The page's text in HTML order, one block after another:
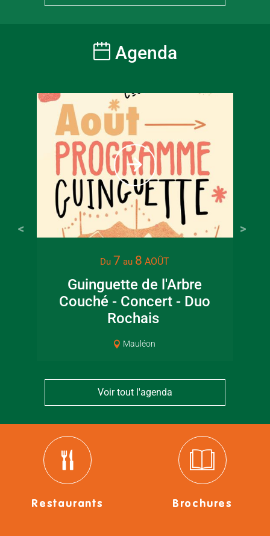
Agenda
Du 7 au 8 AOÛT
Guinguette de l'Arbre
Couché - Concert - Duo
Rochais
Mauléon
Voir tout l'agenda
Restaurants Brochures